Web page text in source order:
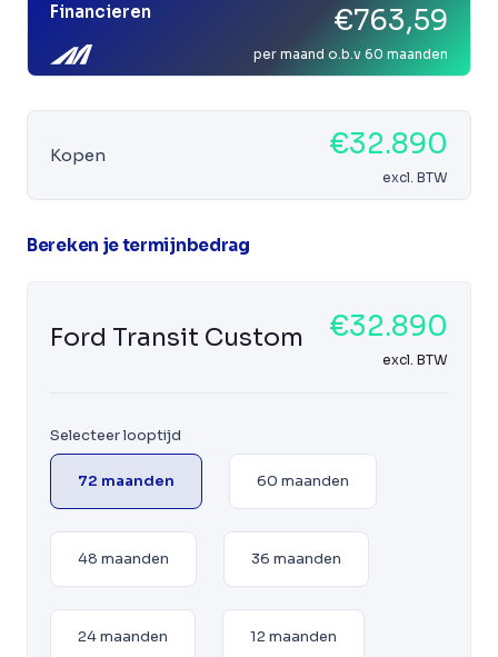
Financieren €763,59
per maand o.b.v 60 maanden
Kopen €32.890
excl. BTW
Bereken je termijnbedrag
Ford Transit Custom €32.890
excl. BTW
Selecteer looptijd
72 maanden 60 maanden
48 maanden 36 maanden
24 maanden 12 maanden